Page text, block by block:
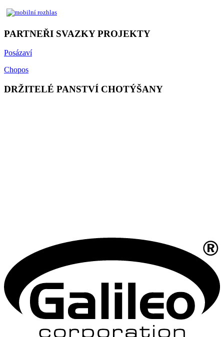
PARTNEŘI SVAZKY PROJEKTY
Posázaví
Chopos
DRŽITELÉ PANSTVÍ CHOTÝŠANY